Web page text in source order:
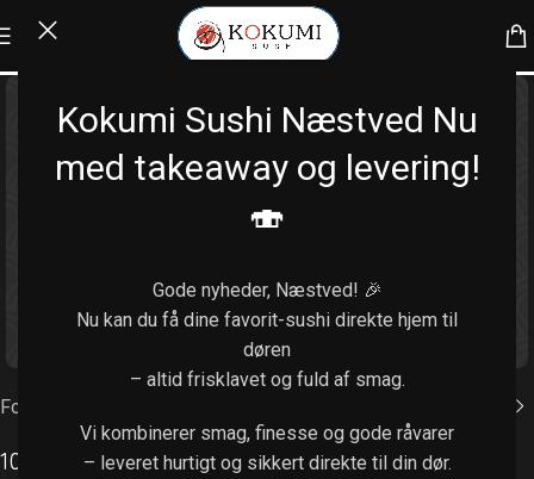
Kokumi Sushi Næstved Nu
med takeaway og levering!
🍣
Gode nyheder, Næstved! 🎉
Nu kan du få dine favorit-sushi direkte hjem til
døren
– altid frisklavet og fuld af smag.
Vi kombinerer smag, finesse og gode råvarer
– leveret hurtigt og sikkert direkte til din dør.
Klik for at forstørre
Forside
100. Kylling big